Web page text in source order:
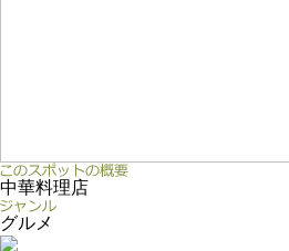
中華料理店
グルメ